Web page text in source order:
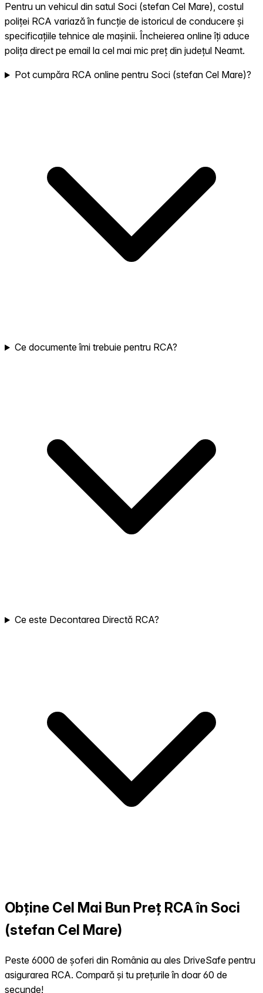
Pentru un vehicul din satul Soci (stefan Cel Mare), costul
poliței RCA variază în funcție de istoricul de conducere și
specificațiile tehnice ale mașinii. Încheierea online îți aduce
polița direct pe email la cel mai mic preț din județul Neamt.
Pot cumpăra RCA online pentru Soci (stefan Cel Mare)?
Ce documente îmi trebuie pentru RCA?
Ce este Decontarea Directă RCA?
Obține Cel Mai Bun Preț RCA în Soci
(stefan Cel Mare)
Peste 6000 de șoferi din România au ales DriveSafe pentru
asigurarea RCA. Compară și tu prețurile în doar 60 de
secunde!